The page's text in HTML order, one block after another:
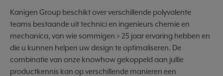
Kanigen Group beschikt over verschillende polyvalente
teams bestaande uit technici en ingenieurs chemie en
mechanica, van wie sommigen > 25 jaar ervaring hebben en
die u kunnen helpen uw design te optimaliseren. De
combinatie van onze knowhow gekoppeld aan jullie
productkennis kan op verschillende manieren een